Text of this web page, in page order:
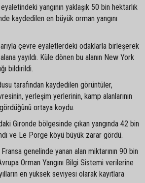
yangının yaklaşık 50 bin hektarlık
kaydedilen en büyük orman yangını
çevre eyaletlerdeki odaklarla birleşerek
yayıldı. Küle dönen bu alanın New York
bildirildi.
tarafından kaydedilen görüntüler,
yerleşim yerlerinin, kamp alanlarının
ortaya koydu.
Gironde bölgesinde çıkan yangında 42 bin
ve Le Porge köyü büyük zarar gördü.
genelinde yanan alan miktarının 90 bin
Orman Yangını Bilgi Sistemi verilerine
en yüksek seviyesi olarak kayıtlara